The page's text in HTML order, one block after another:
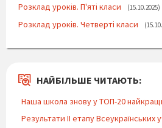
Розклад уроків. П'яті класи 15.10.2025
Розклад уроків. Четверті класи
НАЙБІЛЬШЕ ЧИТАЮТЬ:
Наша школа знову у ТОП-20
Результати ІІ етапу Всеукраїнських